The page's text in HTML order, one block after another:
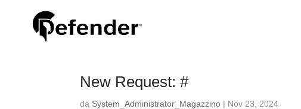
New Request: #
da System_Administrator_Magazzino | Nov 23, 2024